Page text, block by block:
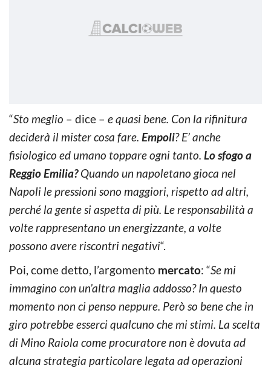
“Sto meglio – dice – e quasi bene. Con la rifinitura
deciderà il mister cosa fare. Empoli? E’ anche
fisiologico ed umano toppare ogni tanto. Lo sfogo a
Reggio Emilia?Quando un napoletano gioca nel
Napoli le pressioni sono maggiori, rispetto ad altri,
perché la gente si aspetta di più. Le responsabilità a
volte rappresentano un energizzante, a volte
possono avere riscontri negativi“.
Poi, come detto, l’argomento mercato: “Se mi
immagino con un’altra maglia addosso? In questo
momento non ci penso neppure. Però so bene che in
giro potrebbe esserci qualcuno che mi stimi. La scelta
di Mino Raiola come procuratore non è dovuta ad
alcuna strategia particolare legata ad operazioni